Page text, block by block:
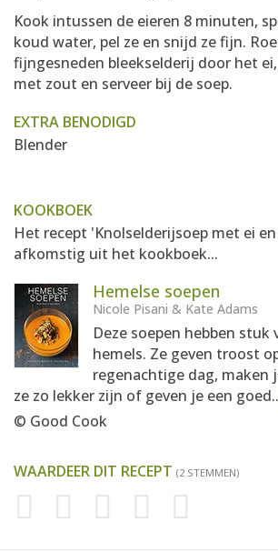
Kook intussen de eieren 8 minuten,
koud water, pel ze en snijd ze fijn.
fijngesneden bleekselderij door het
met zout en serveer bij de soep.
EXTRA BENODIGD
Blender
KOOKBOEK
Het recept 'Knolselderijsoep met ei
afkomstig uit het kookboek...
Hemelse soepen
Nicole Pisani & Kate Adams
Deze soepen hebben stuk
hemels. Ze geven troost
regenachtige dag, maken
ze zo lekker zijn of geven je een
© Good Cook
WAARDEER DIT RECEPT (2 STEMMEN)